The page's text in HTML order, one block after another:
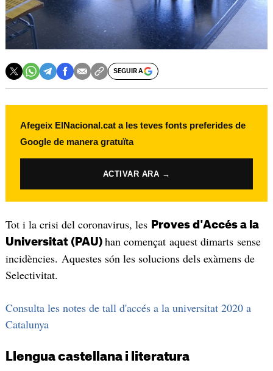
SEGUIR A
Afegeix ElNacional.cat a les teves fonts preferides de
Google de manera gratuïta
ACTIVAR ARA →
Tot i la crisi del coronavirus, les Proves d'Accés a la
Universitat (PAU) han començat aquest dimarts sense
incidències. Aquestes són les solucions dels exàmens de
Selectivitat.
Consulta les notes de tall d'accés a la universitat 2020 a
Catalunya
Llengua castellana i literatura